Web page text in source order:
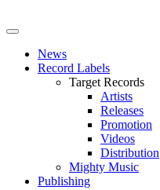
News
Record Labels
Target Records
Artists
Releases
Promotion
Videos
Distribution
Mighty Music
Publishing